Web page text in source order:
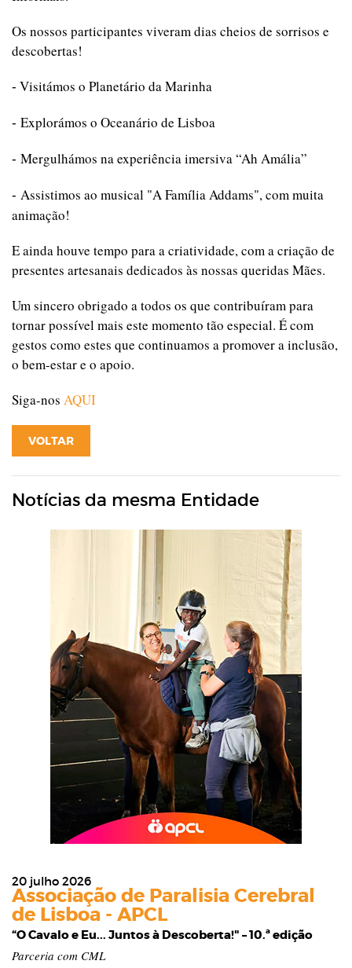
Os nossos participantes viveram dias cheios de sorrisos e
descobertas!
- Visitámos o Planetário da Marinha
- Explorámos o Oceanário de Lisboa
- Mergulhámos na experiência imersiva “Ah Amália”
- Assistimos ao musical "A Família Addams", com muita
animação!
E ainda houve tempo para a criatividade, com a criação de
presentes artesanais dedicados às nossas queridas Mães.
Um sincero obrigado a todos os que contribuíram para
tornar possível mais este momento tão especial. É com
gestos como estes que continuamos a promover a inclusão,
o bem-estar e o apoio.
Siga-nos AQUI
VOLTAR
Notícias da mesma Entidade
20 julho 2026
Associação de Paralisia Cerebral
de Lisboa - APCL
“O Cavalo e Eu... Juntos à Descoberta!" – 10.ª edição
Parceria com CML